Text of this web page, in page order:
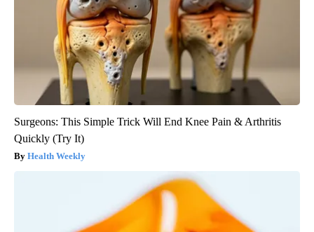
Surgeons: This Simple Trick Will End Knee Pain & Arthritis
Quickly (Try It)
Health Weekly